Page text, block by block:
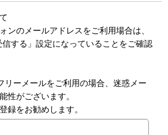
ンのメールアドレスをご利用場合は、
信する」設定になっていることをご確認
リーメールをご利用の場合、迷惑メー
性がございます。
録をお勧めします。